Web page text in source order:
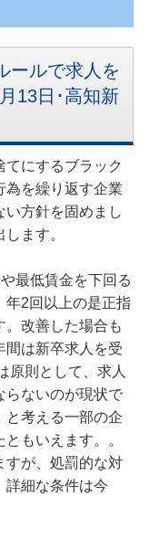
ールで求人を
13日･高知新
にするブラック
為を繰り返す企業
い方針を固めまし
ます。
最低賃金を下回る
年2回以上の是正指
。改善した場合も
間は新卒求人を受
原則として、求人
らないのが現状で
と考える一部の企
もいえます。。
すが、処罰的な対
詳細な条件は今